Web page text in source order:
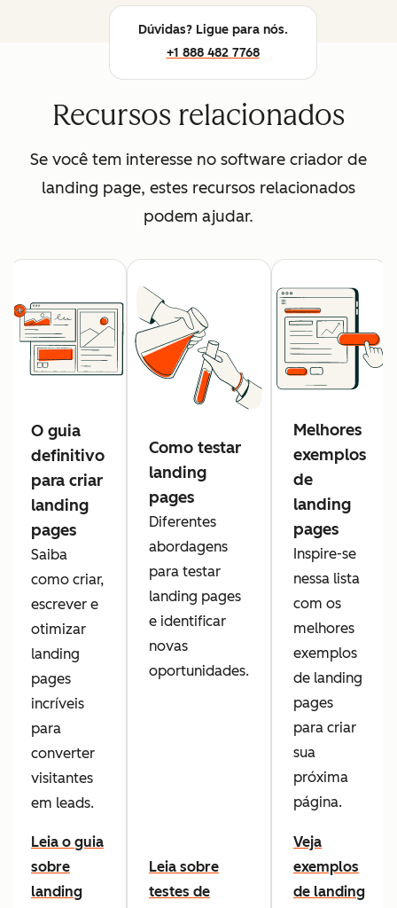
Dúvidas? Ligue para nós.
+1 888 482 7768
Recursos relacionados
Se você tem interesse no software criador de
landing page, estes recursos relacionados
podem ajudar.
O guia
definitivo
para criar
landing
pages
Saiba
como criar,
escrever e
otimizar
landing
pages
incríveis
para
converter
visitantes
em leads.
Leia o guia
sobre
landing
Como testar
landing
pages
Diferentes
abordagens
para testar
landing pages
e identificar
novas
oportunidades.
Leia sobre
testes de
Melhores
exemplos
de
landing
pages
Inspire-se
nessa lista
com os
melhores
exemplos
de landing
pages
para criar
sua
próxima
página.
Veja
exemplos
de landing